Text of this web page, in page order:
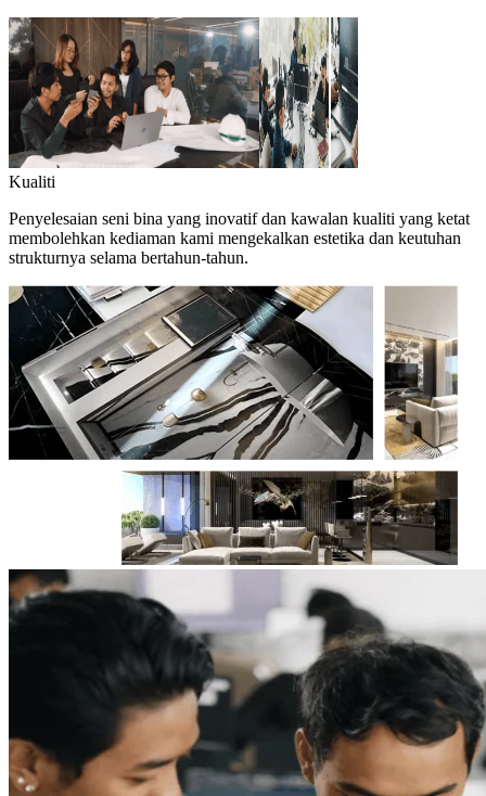
Kualiti
Penyelesaian seni bina yang inovatif dan kawalan kualiti yang ketat
membolehkan kediaman kami mengekalkan estetika dan keutuhan
strukturnya selama bertahun-tahun.